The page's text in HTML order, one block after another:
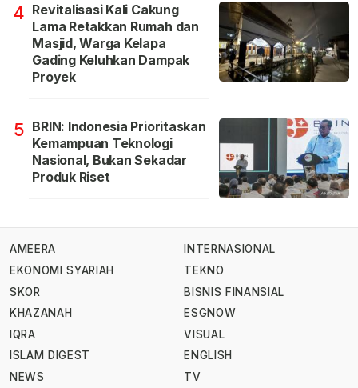
4 Revitalisasi Kali Cakung
Lama Retakkan Rumah dan
Masjid, Warga Kelapa
Gading Keluhkan Dampak
Proyek
5 BRIN: Indonesia Prioritaskan
Kemampuan Teknologi
Nasional, Bukan Sekadar
Produk Riset
AMEERA
EKONOMI SYARIAH
SKOR
KHAZANAH
IQRA
ISLAM DIGEST
NEWS
INTERNASIONAL
TEKNO
BISNIS FINANSIAL
ESGNOW
VISUAL
ENGLISH
TV